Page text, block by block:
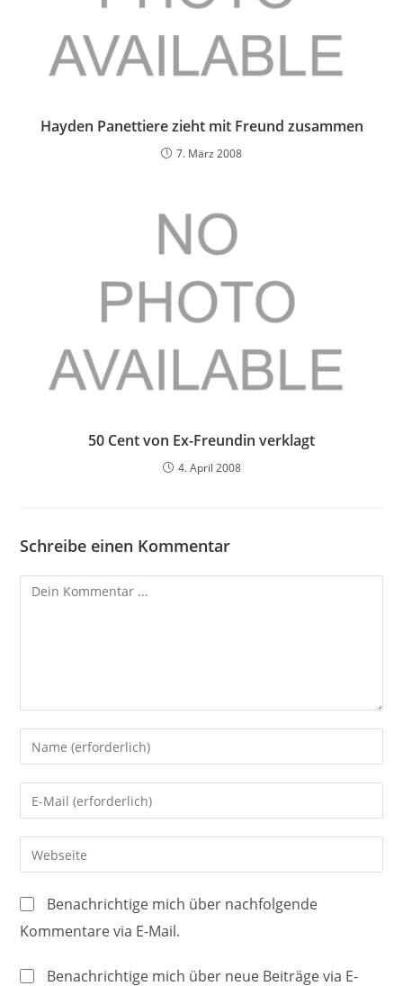
Hayden Panettiere zieht mit Freund zusammen
7. März 2008
50 Cent von Ex-Freundin verklagt
4. April 2008
Schreibe einen Kommentar
Kommentieren
Gib
deinen
Namen
oder
Benutzernamen
zum
ein
Gib
deine
E-
Mail-
zum
Kommentieren
Gib
deine
Website-
URL
ein
Benachrichtige mich über nachfolgende
Kommentare via E-Mail.
Benachrichtige mich über neue Beiträge via E-